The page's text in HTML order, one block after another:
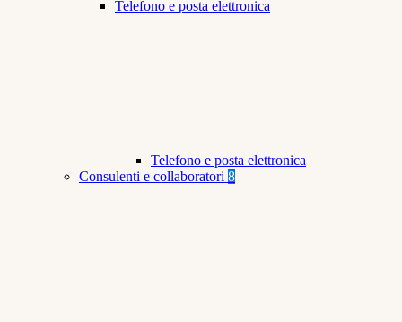
Telefono e posta elettronica
Telefono e posta elettronica
Consulenti e collaboratori 8